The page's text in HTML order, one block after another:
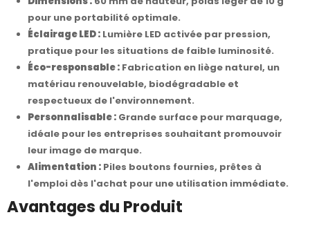
pour une portabilité optimale.
Éclairage LED : Lumière LED activée par pression,
pratique pour les situations de faible luminosité.
Éco-responsable : Fabrication en liège naturel, un
matériau renouvelable, biodégradable et
respectueux de l'environnement.
Personnalisable : Grande surface pour marquage,
idéale pour les entreprises souhaitant promouvoir
leur image de marque.
Alimentation : Piles boutons fournies, prêtes à
l'emploi dès l'achat pour une utilisation immédiate.
Avantages du Produit